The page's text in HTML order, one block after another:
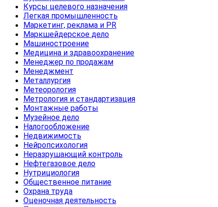
Курсы целевого назначения
Легкая промышленность
Маркетинг, реклама и PR
Маркшейдерское дело
Машиностроение
Медицина и здравоохранение
Менеджер по продажам
Менеджмент
Металлургия
Метеорология
Метрология и стандартизация
Монтажные работы
Музейное дело
Налогообложение
Недвижимость
Нейропсихология
Неразрушающий контроль
Нефтегазовое дело
Нутрициология
Общественное питание
Охрана труда
Оценочная деятельность